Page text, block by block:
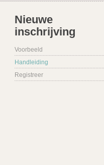
Nieuwe
inschrijving
Voorbeeld
Handleiding
Registreer